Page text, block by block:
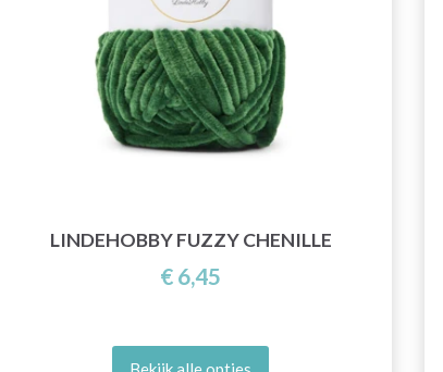
LINDEHOBBY FUZZY CHENILLE
€ 6,45